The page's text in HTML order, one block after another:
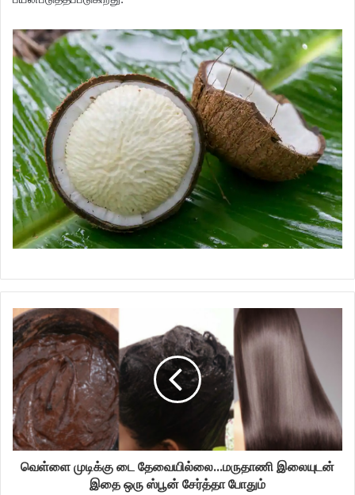
வெள்ளை முடிக்கு டை தேவையில்லை...மருதாணி இலையுடன்
இதை ஒரு ஸ்பூன் சேர்த்தா போதும்